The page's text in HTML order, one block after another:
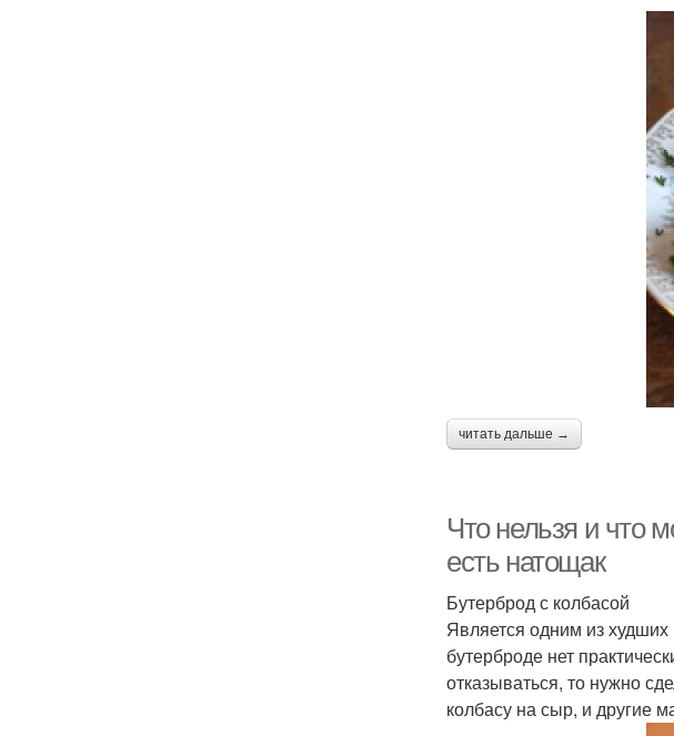
читать дальше →
Что нельзя и что
есть натощак
Бутерброд с колбасой
Является одним из
бутерброде нет
отказываться, то нужно
колбасу на сыр, и другие